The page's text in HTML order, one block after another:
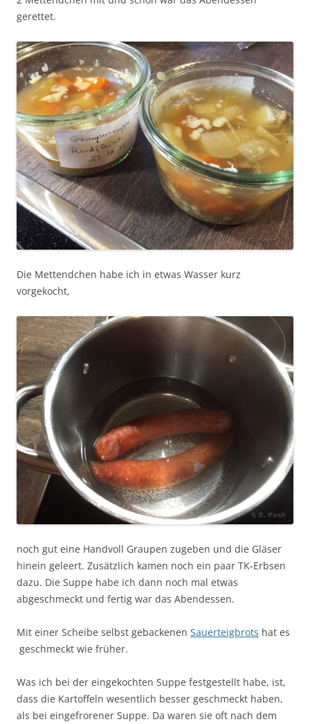
gerettet.
Die Mettendchen habe ich in etwas Wasser kurz
vorgekocht,
noch gut eine Handvoll Graupen zugeben und die Gläser
hinein geleert. Zusätzlich kamen noch ein paar TK-Erbsen
dazu. Die Suppe habe ich dann noch mal etwas
abgeschmeckt und fertig war das Abendessen.
Mit einer Scheibe selbst gebackenen Sauerteigbrots hat es
geschmeckt wie früher.
Was ich bei der eingekochten Suppe festgestellt habe, ist,
dass die Kartoffeln wesentlich besser geschmeckt haben,
als bei eingefrorener Suppe. Da waren sie oft nach dem